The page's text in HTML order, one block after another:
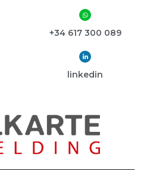
+34 617 300 089
linkedin